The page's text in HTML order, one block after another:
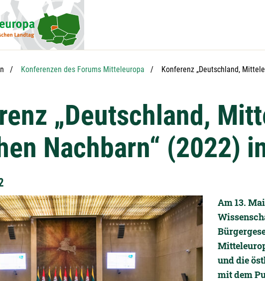
Konferenzen des Forums Mitteleuropa Aktuelle Seite:
Konferenz „Deutschland,
„Deutschland,
Nachbarn“ (2022)
Am 13.
und die
mit dem